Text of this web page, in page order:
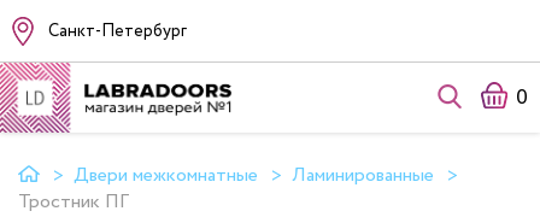
Санкт-Петербург
0
Двери межкомнатные
Ламинированные
Тростник ПГ